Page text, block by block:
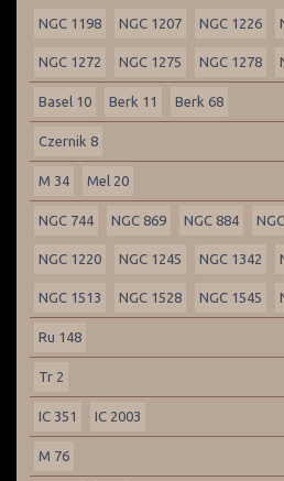
NGC 1198 NGC 1207 NGC 1226
NGC 1272 NGC 1275 NGC 1278
Basel 10 Berk 11 Berk 68
Czernik 8
M 34 Mel 20
NGC 744 NGC 869 NGC 884
NGC 1220 NGC 1245 NGC 1342
NGC 1513 NGC 1528 NGC 1545
Ru 148
Tr 2
IC 351 IC 2003
M 76